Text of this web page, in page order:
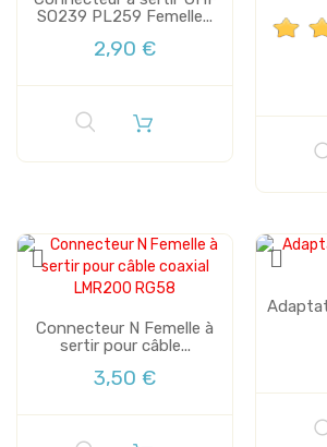
SO239 PL259 Femelle...
2,90 €
Connecteur N Femelle à
sertir pour câble...
3,50 €